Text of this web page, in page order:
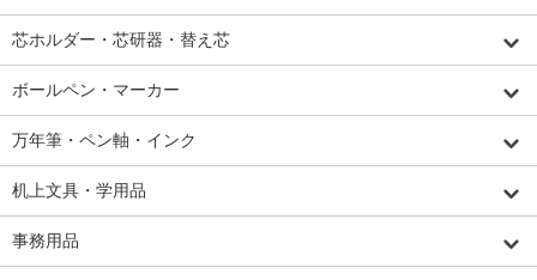
芯ホルダー・芯研器・替え芯
ボールペン・マーカー
万年筆・ペン軸・インク
机上文具・学用品
事務用品